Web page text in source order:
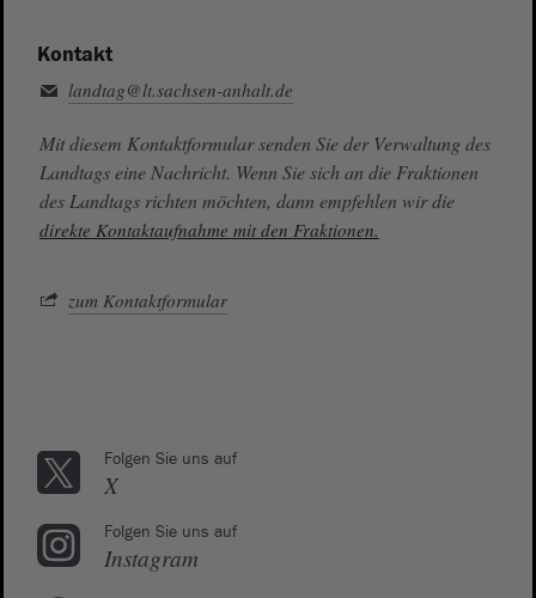
Kontakt
landtag@lt.sachsen-anhalt.de
Mit diesem Kontaktformular senden Sie der Verwaltung des
Landtags eine Nachricht. Wenn Sie sich an die Fraktionen
des Landtags richten möchten, dann empfehlen wir die
direkte Kontaktaufnahme mit den Fraktionen.
zum Kontaktformular
Folgen Sie uns auf
X
Folgen Sie uns auf
Instagram